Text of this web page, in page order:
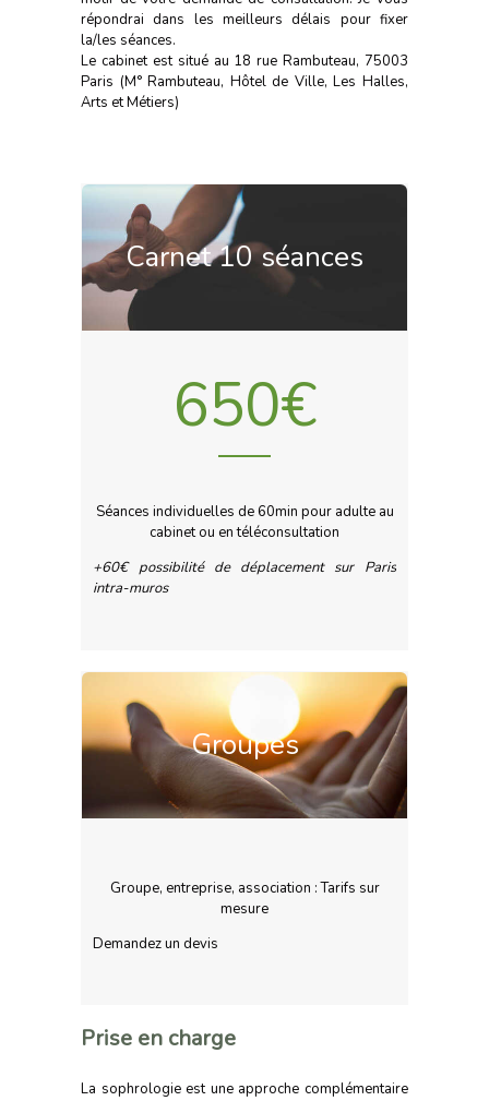
répondrai dans les meilleurs délais pour fixer
la/les séances.
Le cabinet est situé au 18 rue Rambuteau, 75003
Paris (M° Rambuteau, Hôtel de Ville, Les Halles,
Arts et Métiers)
Carnet 10 séances
650€
Séances individuelles de 60min pour adulte au
cabinet ou en téléconsultation
+60€ possibilité de déplacement sur Paris
intra-muros
Groupes
Groupe, entreprise, association : Tarifs sur
mesure
Demandez un devis
Prise en charge
La sophrologie est une approche complémentaire